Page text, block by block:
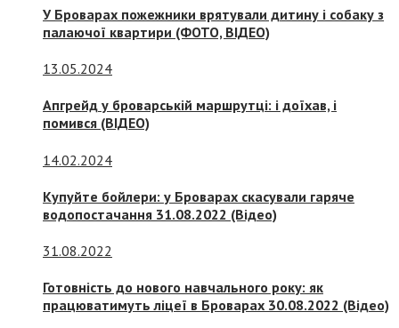
У Броварах пожежники врятували дитину і собаку з
палаючої квартири (ФОТО, ВІДЕО)
13.05.2024
Апгрейд у броварській маршрутці: і доїхав, і
помився (ВІДЕО)
14.02.2024
Купуйте бойлери: у Броварах скасували гаряче
водопостачання 31.08.2022 (Відео)
31.08.2022
Готовність до нового навчального року: як
працюватимуть ліцеї в Броварах 30.08.2022 (Відео)